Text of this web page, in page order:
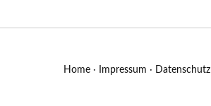
Home · Impressum · Datenschutz